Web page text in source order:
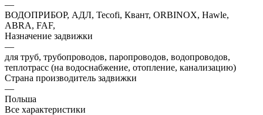
—
ВОДОПРИБОР, АДЛ, Tecofi, Квант, ORBINOX, Hawle,
ABRA, FAF,
Назначение задвижки
—
для труб, трубопроводов, паропроводов, водопроводов,
теплотрасс (на водоснабжение, отопление, канализацию)
Страна производитель задвижки
—
Польша
Все характеристики